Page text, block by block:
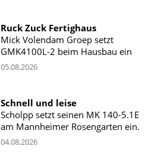
Ruck Zuck Fertighaus
Mick Volendam Groep setzt
GMK4100L-2 beim Hausbau ein
05.08.2026
Schnell und leise
Scholpp setzt seinen MK 140-5.1E
am Mannheimer Rosengarten ein.
04.08.2026